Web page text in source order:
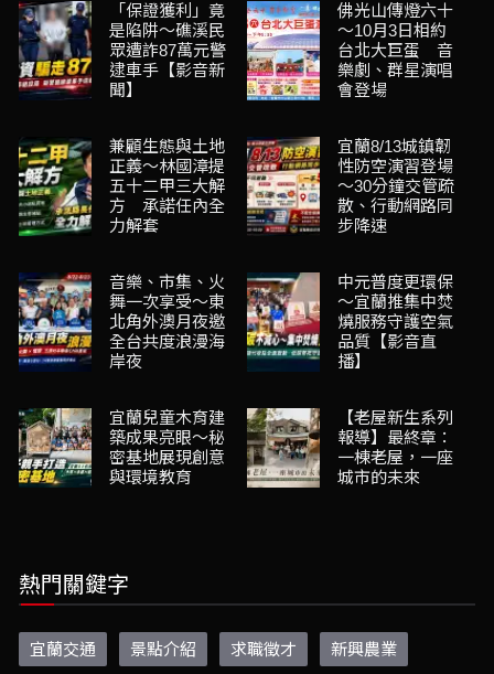
「保證獲利」竟
是陷阱～礁溪民
眾遭詐87萬元警
逮車手【影音新
聞】
佛光山傳燈六十
～10月3日相約
台北大巨蛋 音
樂劇、群星演唱
會登場
兼顧生態與土地
正義～林國漳提
五十二甲三大解
方 承諾任內全
力解套
宜蘭8/13城鎮韌
性防空演習登場
～30分鐘交管疏
散、行動網路同
步降速
音樂、市集、火
舞一次享受～東
北角外澳月夜邀
全台共度浪漫海
岸夜
中元普度更環保
～宜蘭推集中焚
燒服務守護空氣
品質【影音直
播】
宜蘭兒童木育建
築成果亮眼～秘
密基地展現創意
與環境教育
【老屋新生系列
報導】最終章：
一棟老屋，一座
城市的未來
熱門關鍵字
宜蘭交通 景點介紹 求職徵才 新興農業